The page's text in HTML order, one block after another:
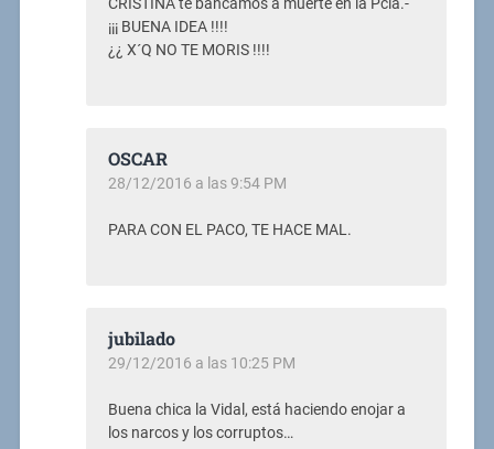
CRISTINA te bancamos a muerte en la Pcia.-
¡¡¡ BUENA IDEA !!!!
¿¿ X´Q NO TE MORIS !!!!
OSCAR
28/12/2016 a las 9:54 PM
PARA CON EL PACO, TE HACE MAL.
jubilado
29/12/2016 a las 10:25 PM
Buena chica la Vidal, está haciendo enojar a
los narcos y los corruptos…